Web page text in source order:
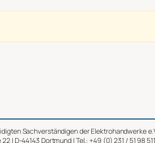
Sachverständigen der Elektrohandwerke
| D-44143 Dortmund | Tel.: +49 (0) 231 / 51 98 511